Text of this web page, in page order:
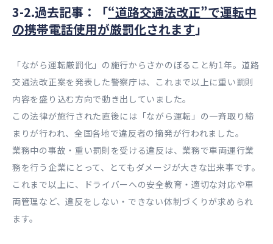
3-2.過去記事：「“道路交通法改正”で運転中
の携帯電話使用が厳罰化されます」
「ながら運転厳罰化」の施行からさかのぼること約1年。道路
交通法改正案を発表した警察庁は、これまで以上に重い罰則
内容を盛り込む方向で動き出していました。
この法律が施行された直後には「ながら運転」の一斉取り締
まりが行われ、全国各地で違反者の摘発が行われました。
業務中の事故・重い罰則を受ける違反は、業務で車両運行業
務を行う企業にとって、とてもダメージが大きな出来事です。
これまで以上に、ドライバーへの安全教育・適切な対応や車
両管理など、違反をしない・できない体制づくりが求められ
ます。